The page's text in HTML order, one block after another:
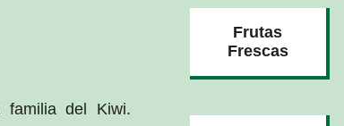
familia del Kiwi.
Frutas
Frescas